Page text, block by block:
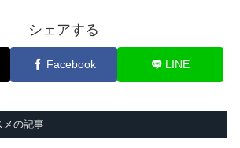
シェアする
Facebook LINE
メの記事